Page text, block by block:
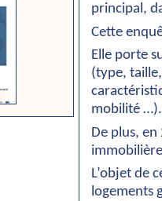
principal,
Cette
Elle porte
(type,
mobilité …).
De plus,
L’objet de
logements